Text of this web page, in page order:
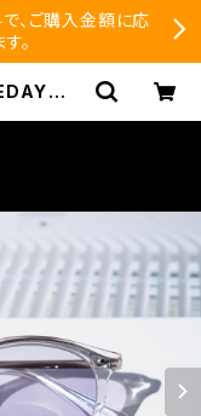
、ご購入金額に応
。
S